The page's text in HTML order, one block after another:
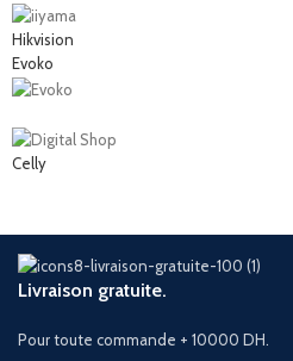
Hikvision
Evoko
Celly
Livraison gratuite.
Pour toute commande + 10000 DH.